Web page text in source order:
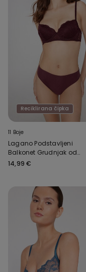
Reciklirana čipka
11 Boje
Lagano Podstavljeni
Balkonet Grudnjak od
Reciklirane Čipke Wien
14,99 €